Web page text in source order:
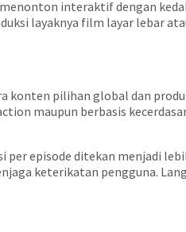
interaktif dengan
layaknya film layar lebar
pilihan global dan
maupun berbasis
episode ditekan menjadi
keterikatan pengguna.